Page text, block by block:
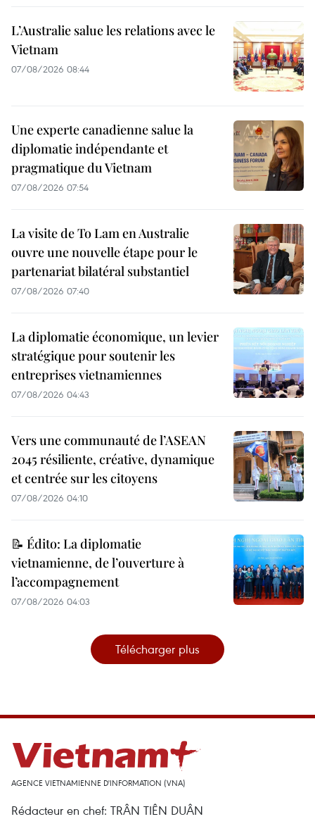
L’Australie salue les relations avec le
Vietnam
07/08/2026 08:44
Une experte canadienne salue la
diplomatie indépendante et
pragmatique du Vietnam
07/08/2026 07:54
La visite de To Lam en Australie
ouvre une nouvelle étape pour le
partenariat bilatéral substantiel
07/08/2026 07:40
La diplomatie économique, un levier
stratégique pour soutenir les
entreprises vietnamiennes
07/08/2026 04:43
Vers une communauté de l’ASEAN
2045 résiliente, créative, dynamique
et centrée sur les citoyens
07/08/2026 04:10
📝 Édito: La diplomatie
vietnamienne, de l’ouverture à
l’accompagnement
07/08/2026 04:03
Télécharger plus
AGENCE VIETNAMIENNE D'INFORMATION (VNA)
Rédacteur en chef: TRÂN TIÊN DUÂN